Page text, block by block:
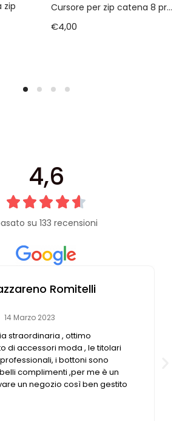
zip Cursore per zip catena 8 pressofusa
€4,00
4,6
su 133 recensioni
Romitelli
14 Marzo 2023
straordinaria , ottimo
di accessori moda , le titolari
i bottoni sono
complimenti ,per me è un
un negozio così ben gestito